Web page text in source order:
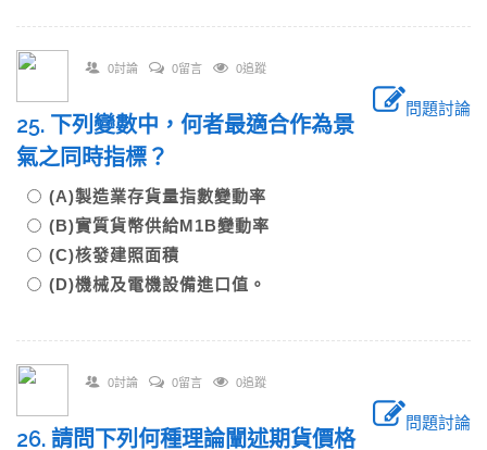
0討論 0留言 0追蹤
問題討論
25. 下列變數中，何者最適合作為景
氣之同時指標？
(A)製造業存貨量指數變動率
(B)實質貨幣供給M1B變動率
(C)核發建照面積
(D)機械及電機設備進口值。
0討論 0留言 0追蹤
問題討論
26. 請問下列何種理論闡述期貨價格